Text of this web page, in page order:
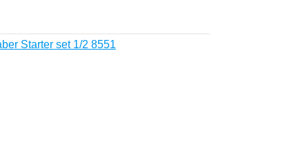
Starter set 1/2 8551